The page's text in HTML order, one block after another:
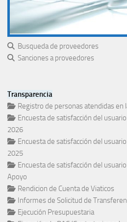
Busqueda de proveedores
Sanciones a proveedores
Transparencia
Registro de personas atendidas en
Encuesta de satisfacción del
2026
Encuesta de satisfacción del
2025
Encuesta de satisfacción del
Apoyo
Rendicion de Cuenta de Viaticos
Informes de Solicitud de
Ejecución Presupuestaria